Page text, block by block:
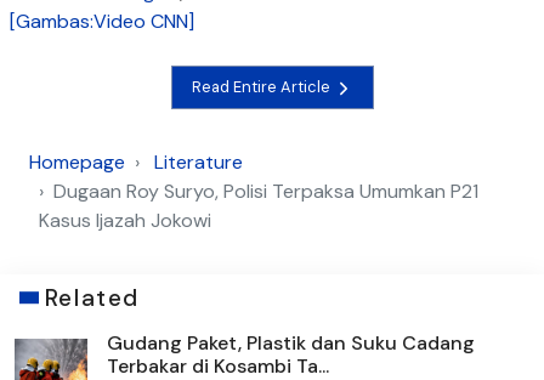
[Gambas:Video CNN]
Read Entire Article
Homepage
Literature
Dugaan Roy Suryo, Polisi Terpaksa Umumkan P21
Kasus Ijazah Jokowi
Related
Gudang Paket, Plastik dan Suku Cadang
Terbakar di Kosambi Ta...